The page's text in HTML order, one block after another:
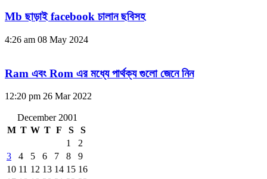
Mb ছাড়াই facebook চালান ছবিসহ
4:26 am 08 May 2024
Ram এবং Rom এর মধ্যে পার্থক্য গুলো জেনে নিন
12:20 pm 26 Mar 2022
December 2001
M T W T F S
S
1
2
3
4 5 6 7 8
9
10 11 12 13 14 15 16